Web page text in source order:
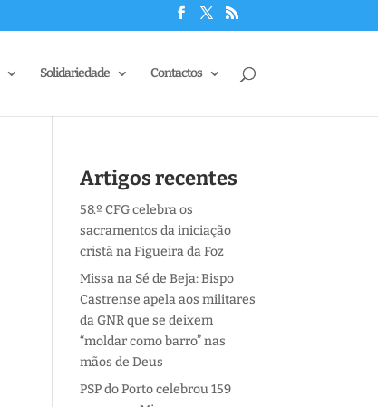
Solidariedade Contactos
Artigos recentes
58.º CFG celebra os
sacramentos da iniciação
cristã na Figueira da Foz
Missa na Sé de Beja: Bispo
Castrense apela aos militares
da GNR que se deixem
“moldar como barro” nas
mãos de Deus
PSP do Porto celebrou 159